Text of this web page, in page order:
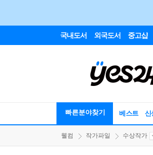
국내도서 외국도서 중고샵
빠른분야찾기 베스트 신
웰컴 작가파일 수상작가